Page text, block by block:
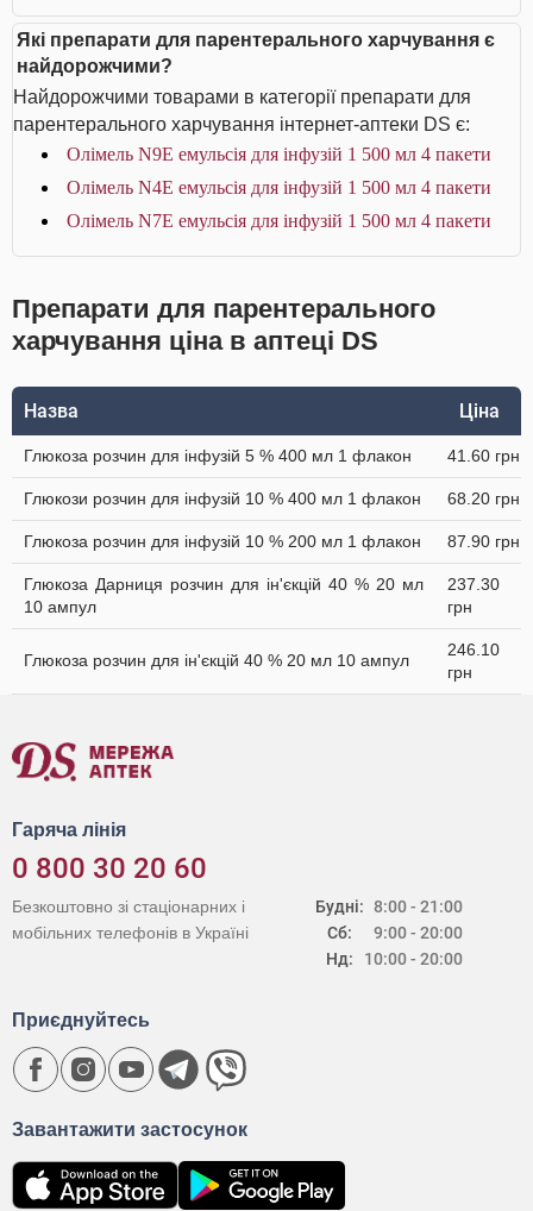
Які препарати для парентерального харчування є
найдорожчими?
Найдорожчими товарами в категорії препарати для
парентерального харчування інтернет-аптеки DS є:
Олімель N9E емульсія для інфузій 1 500 мл 4 пакети
Олімель N4E емульсія для інфузій 1 500 мл 4 пакети
Олімель N7E емульсія для інфузій 1 500 мл 4 пакети
Препарати для парентерального
харчування ціна в аптеці DS
Назва Ціна
Глюкоза розчин для інфузій 5 % 400 мл 1 флакон 41.60 грн
Глюкози розчин для інфузій 10 % 400 мл 1 флакон 68.20 грн
Глюкоза розчин для інфузій 10 % 200 мл 1 флакон 87.90 грн
Глюкоза Дарниця розчин для ін'єкцій 40 % 20 мл
10 ампул
237.30
грн
Глюкоза розчин для ін'єкцій 40 % 20 мл 10 ампул
246.10
грн
Гаряча лінія
0 800 30 20 60
Будні:
Сб:
Нд:
8:00 - 21:00
9:00 - 20:00
10:00 - 20:00
Безкоштовно зі стаціонарних і
мобільних телефонів в Україні
Завантажити застосунок
Приєднуйтесь